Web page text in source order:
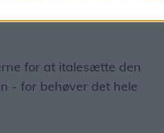
for at italesætte den
- for behøver det hele